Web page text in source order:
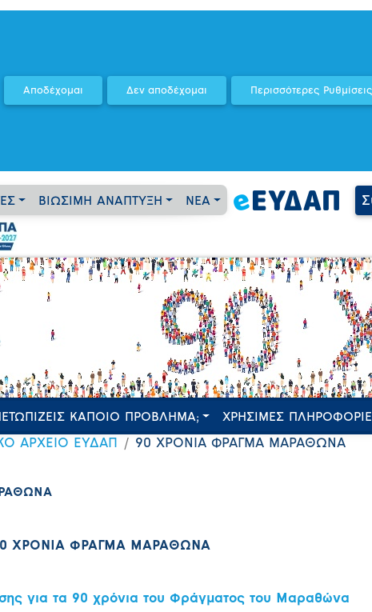
ΒΙΩΣΙΜΗ ΑΝΑΠΤΥΞΗ ΝΕΑ
ΚΑΠΟΙΟ ΠΡΟΒΛΗΜΑ; ΧΡΗΣΙΜΕΣ
ΑΡΧΕΙΟ ΕΥΔΑΠ 90 ΧΡΟΝΙΑ ΦΡΑΓΜΑ ΜΑΡΑΘΩΝΑ
ΧΡΟΝΙΑ ΦΡΑΓΜΑ ΜΑΡΑΘΩΝΑ
για τα 90 χρόνια του Φράγματος του Μαραθώνα